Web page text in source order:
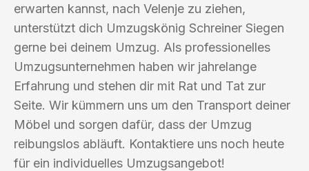
erwarten kannst, nach Velenje zu ziehen,
unterstützt dich Umzugskönig Schreiner Siegen
gerne bei deinem Umzug. Als professionelles
Umzugsunternehmen haben wir jahrelange
Erfahrung und stehen dir mit Rat und Tat zur
Seite. Wir kümmern uns um den Transport deiner
Möbel und sorgen dafür, dass der Umzug
reibungslos abläuft. Kontaktiere uns noch heute
für ein individuelles Umzugsangebot!